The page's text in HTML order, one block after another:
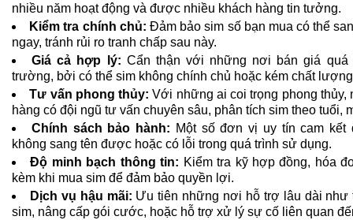
nhiều năm hoạt động và được nhiều khách hàng tin tưởng.
Kiểm tra chính chủ: Đảm bảo sim số bạn mua có thể
ngay, tránh rủi ro tranh chấp sau này.
Giá cả hợp lý: Cẩn thận với những nơi bán giá quá
trường, bởi có thể sim không chính chủ hoặc kém chất
Tư vấn phong thủy: Với những ai coi trọng phong thủy,
hàng có đội ngũ tư vấn chuyên sâu, phân tích sim theo tuổi,
Chính sách bảo hành: Một số đơn vị uy tín cam kết
không sang tên được hoặc có lỗi trong quá trình sử dụng.
Độ minh bạch thông tin: Kiểm tra kỹ hợp đồng, hóa
kèm khi mua sim để đảm bảo quyền lợi.
Dịch vụ hậu mãi: Ưu tiên những nơi hỗ trợ lâu dài như
sim, nâng cấp gói cước, hoặc hỗ trợ xử lý sự cố liên quan